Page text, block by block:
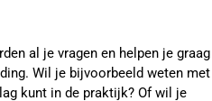
al je vragen en helpen je graag
Wil je bijvoorbeeld weten met
kunt in de praktijk? Of wil je